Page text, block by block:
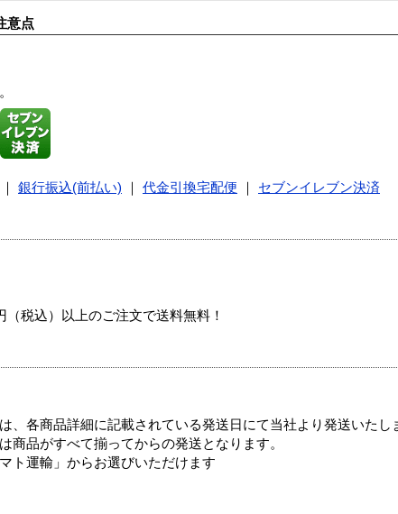
意点
銀行振込(前払い) 代金引換宅配便
セブンイレブン決済
税込）以上のご注文で送料無料！
、各商品詳細に記載されている発送日にて当社より発送いたし
商品がすべて揃ってからの発送となります。
ト運輸」からお選びいただけます